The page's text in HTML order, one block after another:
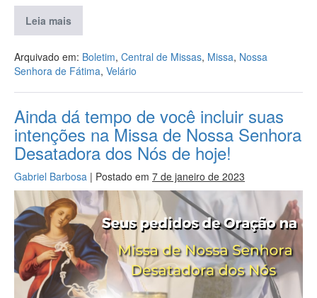
Leia mais
Arquivado em: Boletim, Central de Missas, Missa, Nossa
Senhora de Fátima, Velário
Ainda dá tempo de você incluir suas
intenções na Missa de Nossa Senhora
Desatadora dos Nós de hoje!
Gabriel Barbosa | Postado em 7 de janeiro de 2023